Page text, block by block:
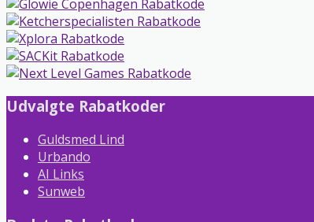
Udvalgte Rabatkoder
Guldsmed Lind
Urbando
AI Links
Sunweb